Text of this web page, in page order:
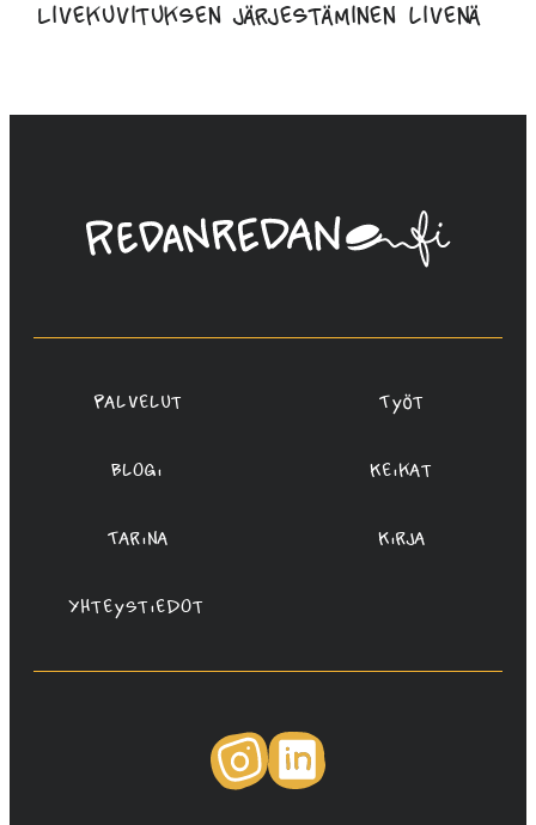
Livekuvituksen järjestäminen livenä
Linda
Saukko-
Oy
Palvelut Työt
Blogi Keikat
Tarina Kirja
Yhteystiedot
Instagram